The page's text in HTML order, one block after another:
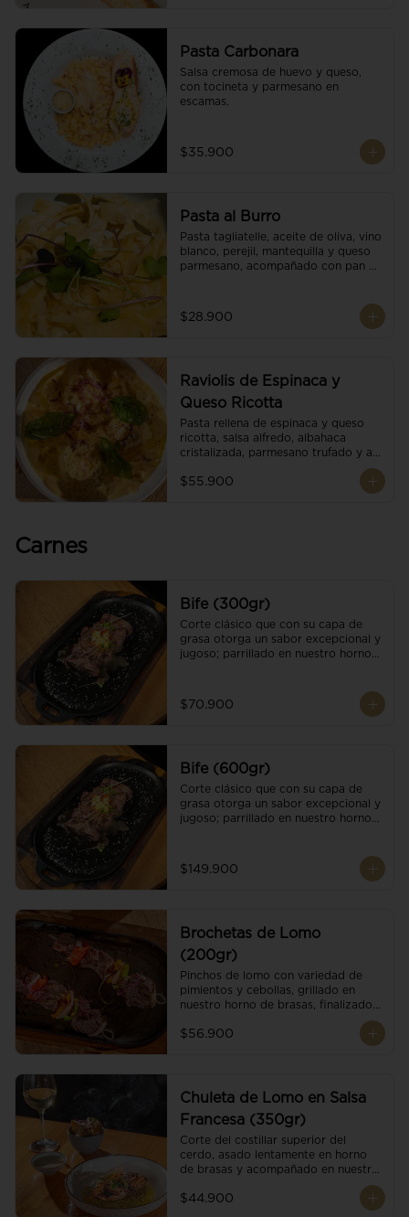
Pasta Carbonara
Salsa cremosa de huevo y queso,
con tocineta y parmesano en
escamas.
$35.900
Pasta al Burro
Pasta tagliatelle, aceite de oliva, vino
blanco, perejil, mantequilla y queso
parmesano, acompañado con pan
$28.900
Raviolis de Espinaca y
Queso Ricotta
Pasta rellena de espinaca y queso
ricotta, salsa alfredo, albahaca
cristalizada, parmesano trufado y ajo
$55.900
Carnes
Bife (300gr)
Corte clásico que con su capa de
grasa otorga un sabor excepcional y
jugoso; parrillado en nuestro horno
cristales de sal y mantequilla de ajo
y pimientos. Una guarnición a
$70.900
Bife (600gr)
Corte clásico que con su capa de
grasa otorga un sabor excepcional y
jugoso; parrillado en nuestro horno
cristales de sal y mantequilla de ajo
y pimientos. Dos guarniciones a
$149.900
Brochetas de Lomo
(200gr)
Pinchos de lomo con variedad de
pimientos y cebollas, grillado en
nuestro horno de brasas, finalizado
con cristales de sal. Acompañado de
salsa criolla.
$56.900
Chuleta de Lomo en Salsa
Francesa (350gr)
Corte del costillar superior del
cerdo, asado lentamente en horno
de brasas y acompañado en nuestra
$44.900